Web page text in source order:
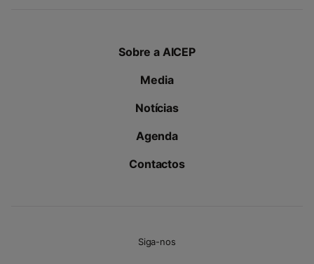
Sobre a AICEP
Media
Notícias
Agenda
Contactos
Siga-nos